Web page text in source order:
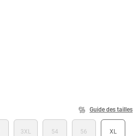
Guide des tailles
3XL 54 56 XL